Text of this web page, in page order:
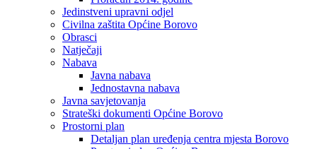
Jedinstveni upravni odjel
Civilna zaštita Općine Borovo
Obrasci
Natječaji
Nabava
Javna nabava
Jednostavna nabava
Javna savjetovanja
Strateški dokumenti Općine Borovo
Prostorni plan
Detaljan plan uređenja centra mjesta Borovo